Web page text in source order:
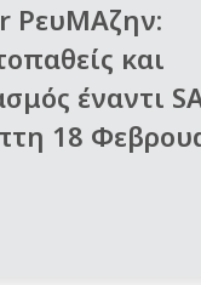
ΡευΜΑζην:
και
έναντι
18